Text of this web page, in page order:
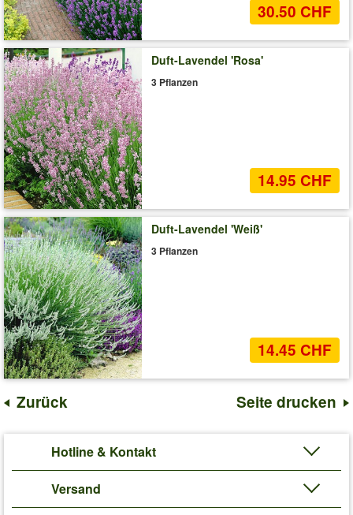
30.50 CHF
Duft-Lavendel 'Rosa'
3 Pflanzen
14.95 CHF
Duft-Lavendel 'Weiß'
3 Pflanzen
14.45 CHF
Zurück Seite drucken
Hotline & Kontakt
Versand